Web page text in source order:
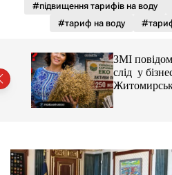
у
#підвищення тарифів на воду
#тариф на воду
ЗМІ
слід у